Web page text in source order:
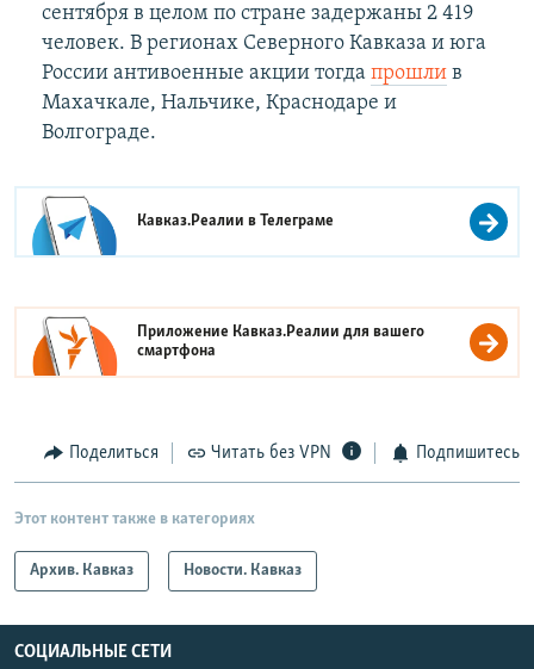
сентября в целом по стране задержаны 2 419
человек. В регионах Северного Кавказа и юга
России антивоенные акции тогда прошлив
Махачкале, Нальчике, Краснодаре и
Волгограде.
Кавказ.Реалии вТелеграме
Приложение Кавказ.Реалии для вашего
смартфона
Поделиться Читать без VPN Подпишитесь
Этот контент также в категориях
Архив. Кавказ Новости. Кавказ
СОЦИАЛЬНЫЕ СЕТИ